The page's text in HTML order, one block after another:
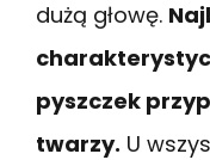
dużą głowę.
pyszczek
twarzy. U